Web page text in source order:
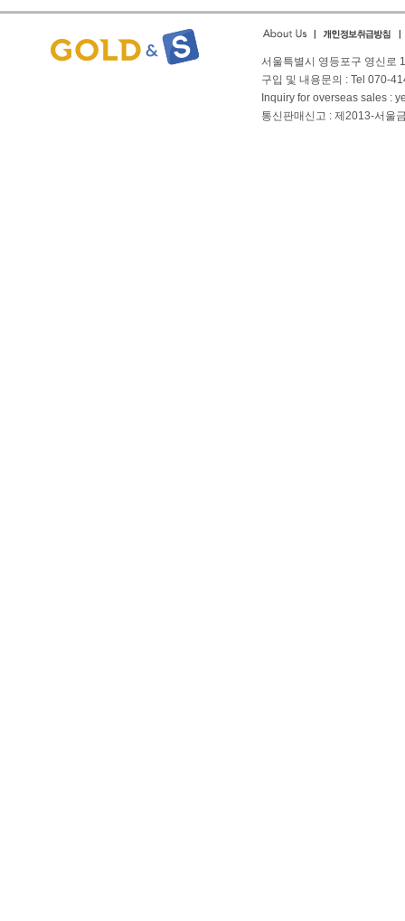
서울특별시 영등포구 영신로
구입 및 내용문의 : Tel 070-
Inquiry for overseas sales :
통신판매신고 : 제2013-서울